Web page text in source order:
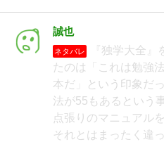
誠也
ネタバレ
『独学大全
たのは「これは勉強
本だ」という印象だ
法が55もあるという
点張りのマニュアル
それとはまったく違